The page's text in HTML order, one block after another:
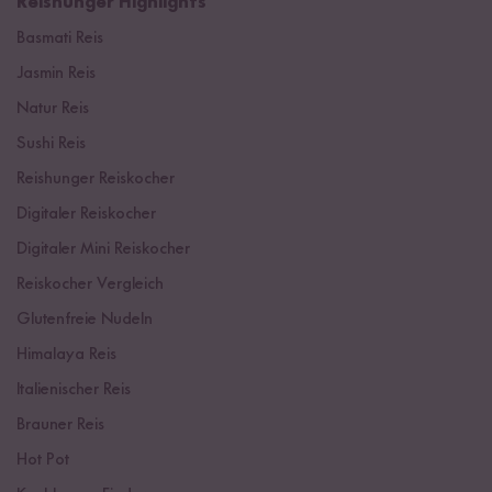
Basmati Reis
Jasmin Reis
Natur Reis
Sushi Reis
Reishunger Reiskocher
Digitaler Reiskocher
Digitaler Mini Reiskocher
Reiskocher Vergleich
Glutenfreie Nudeln
Himalaya Reis
Italienischer Reis
Brauner Reis
Hot Pot